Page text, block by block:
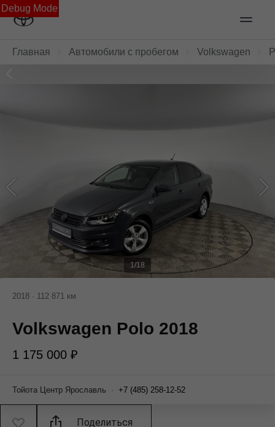
Debug Mode
Главная Автомобили с пробегом Volkswagen
1/18
2018 · 112 871 км
Volkswagen Polo 2018
1 175 000 ₽
Тойота Центр Ярославль · +7 (485) 258-12-52
Поделиться